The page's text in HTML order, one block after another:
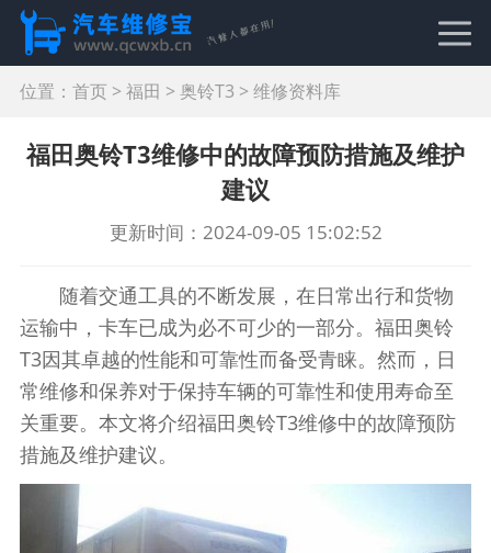
位置： 首页> 福田 > 奥铃T3 > 维修资料库
福田奥铃T3维修中的故障预防措施及维护
建议
更新时间：2024-09-05 15:02:52
随着交通工具的不断发展，在日常出行和货物
运输中，卡车已成为必不可少的一部分。福田奥铃
T3因其卓越的性能和可靠性而备受青睐。然而，日
常维修和保养对于保持车辆的可靠性和使用寿命至
关重要。本文将介绍福田奥铃T3维修中的故障预防
措施及维护建议。